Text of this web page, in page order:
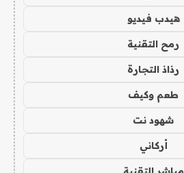
هيدب فيديو
رمح التقنية
رذاذ التجارة
طعم وكيف
شهود نت
أركاني